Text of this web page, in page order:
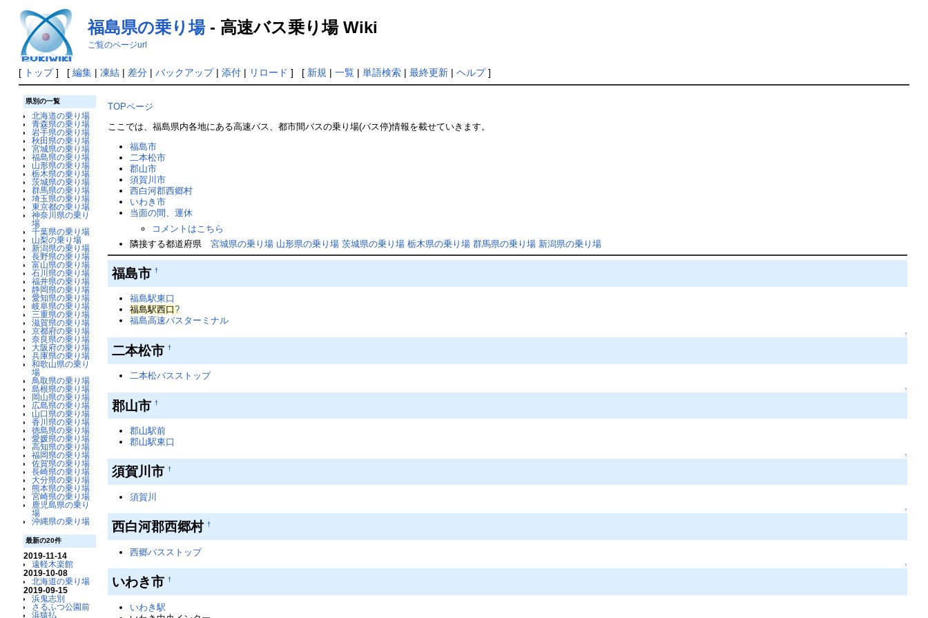
福島県の乗り場- 高速バス乗り場 Wiki
ご覧のページurl
[ トップ] [ 編集| 凍結| 差分| バックアップ| 添付| リロード ] [ 新規 | 一覧| 単語検索| 最終更新| ヘルプ]
県別の一覧
北海道の乗り場
青森県の乗り場
岩手県の乗り場
秋田県の乗り場
宮城県の乗り場
福島県の乗り場
山形県の乗り場
栃木県の乗り場
茨城県の乗り場
群馬県の乗り場
埼玉県の乗り場
東京都の乗り場
神奈川県の乗り
場
千葉県の乗り場
山梨の乗り場
新潟県の乗り場
長野県の乗り場
富山県の乗り場
石川県の乗り場
福井県の乗り場
静岡県の乗り場
愛知県の乗り場
岐阜県の乗り場
三重県の乗り場
滋賀県の乗り場
京都府の乗り場
奈良県の乗り場
大阪府の乗り場
兵庫県の乗り場
和歌山県の乗り
場
鳥取県の乗り場
島根県の乗り場
岡山県の乗り場
広島県の乗り場
山口県の乗り場
香川県の乗り場
徳島県の乗り場
愛媛県の乗り場
高知県の乗り場
福岡県の乗り場
佐賀県の乗り場
長崎県の乗り場
大分県の乗り場
熊本県の乗り場
宮崎県の乗り場
鹿児島県の乗り
場
沖縄県の乗り場
最新の20件
2019-11-14
遠軽木楽館
2019-10-08
北海道の乗り場
2019-09-15
浜鬼志別
さるふつ公園前
浜猿払
TOPページ
ここでは、福島県内各地にある高速バス、都市間バスの乗り場(バス停)情報を載せていきます。
福島市
二本松市
郡山市
須賀川市
西白河郡西郷村
いわき市
当面の間、運休
コメントはこちら
隣接する都道府県宮城県の乗り場 山形県の乗り場 茨城県の乗り場 栃木県の乗り場 群馬県の乗り場 新潟県の乗り場
福島市†
福島駅東口
福島駅西口?
福島高速バスターミナル
↑
二本松市†
二本松バスストップ
↑
郡山市†
郡山駅前
郡山駅東口
↑
須賀川市†
須賀川
↑
西白河郡西郷村†
西郷バスストップ
↑
いわき市†
いわき駅